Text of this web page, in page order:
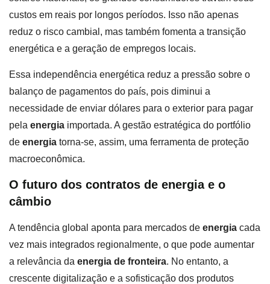
custos em reais por longos períodos. Isso não apenas
reduz o risco cambial, mas também fomenta a transição
energética e a geração de empregos locais.
Essa independência energética reduz a pressão sobre o
balanço de pagamentos do país, pois diminui a
necessidade de enviar dólares para o exterior para pagar
pela energia importada. A gestão estratégica do portfólio
de energia torna-se, assim, uma ferramenta de proteção
macroeconômica.
O futuro dos contratos de energia e o
câmbio
A tendência global aponta para mercados de energia cada
vez mais integrados regionalmente, o que pode aumentar
a relevância da energia de fronteira. No entanto, a
crescente digitalização e a sofisticação dos produtos